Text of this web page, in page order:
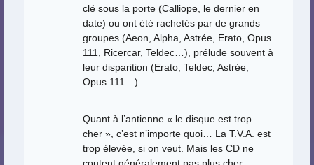
clé sous la porte (Calliope, le dernier en
date) ou ont été rachetés par de grands
groupes (Aeon, Alpha, Astrée, Erato, Opus
111, Ricercar, Teldec…), prélude souvent à
leur disparition (Erato, Teldec, Astrée,
Opus 111…).
Quant à l’antienne « le disque est trop
cher », c’est n’importe quoi… La T.V.A. est
trop élevée, si on veut. Mais les CD ne
coutent généralement pas plus cher